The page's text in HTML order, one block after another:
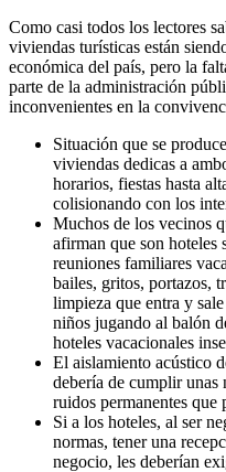
Como casi todos los lectores
viviendas turí­sticas están
económica del paí­s, pero la
parte de la administración
inconvenientes en la
Situación que se
viviendas dedicas a
horarios, fiestas hasta
colisionando con los
Muchos de los vecinos
afirman que son hoteles
reuniones familiares
bailes, gritos, portazos,
limpieza que entra y
niños jugando al balón
hoteles vacacionales
El aislamiento acústico
deberí­a de cumplir unas
ruidos permanentes que
Si a los hoteles, al ser
normas, tener una
negocio, les deberían